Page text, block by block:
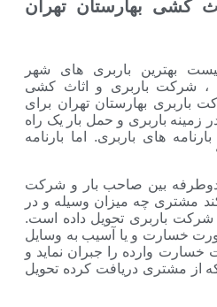
تهران
باربری های شهر
و اثاث کشی
تهران برای
و حمل بار یک راه
اما بارنامه
صاحب بار و شرکت
وسیله و در
تحویل داده است.
یا آسیب به وسایل
جبران نماید و
کرده تحویل